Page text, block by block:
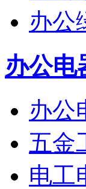
办公
办公电
办公
五金
电工